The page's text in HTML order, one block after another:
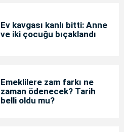
Ev kavgası kanlı bitti: Anne
ve iki çocuğu bıçaklandı
Emeklilere zam farkı ne
zaman ödenecek? Tarih
belli oldu mu?